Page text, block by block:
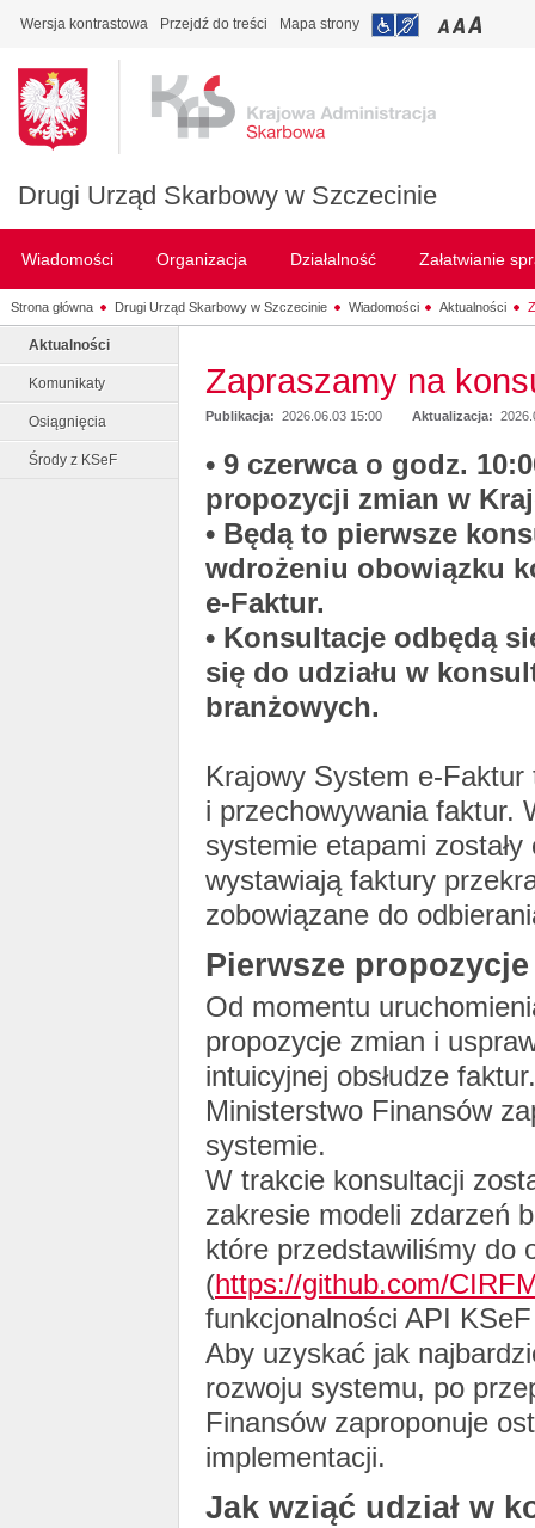
Wersja kontrastowa Przejdź do treści Mapa strony
Drugi Urząd Skarbowy w Szczecinie
Wiadomości Organizacja Działalność Załatwianie
Strona główna Drugi Urząd Skarbowy w Szczecinie Wiadomości Aktualności
Aktualności
Komunikaty
Osiągnięcia
Środy z KSeF
Zapraszamy na
Publikacja: 2026.06.03 15:00 Aktualizacja:
• 9 czerwca o godz.
propozycji zmian w
• Będą to pierwsze
wdrożeniu obowiązku
e-Faktur.
• Konsultacje odbędą
się do udziału w
branżowych.
Krajowy System e-Faktur
i przechowywania faktur.
systemie etapami
wystawiają faktury
zobowiązane do
Pierwsze
Od momentu
propozycje zmian i
intuicyjnej obsłudze
Ministerstwo Finansów
systemie.
W trakcie konsultacji
zakresie modeli zdarzeń
które przedstawiliśmy do
(https://github.com/
funkcjonalności API
Aby uzyskać jak
rozwoju systemu, po
Finansów zaproponuje
implementacji.
Jak wziąć udział w